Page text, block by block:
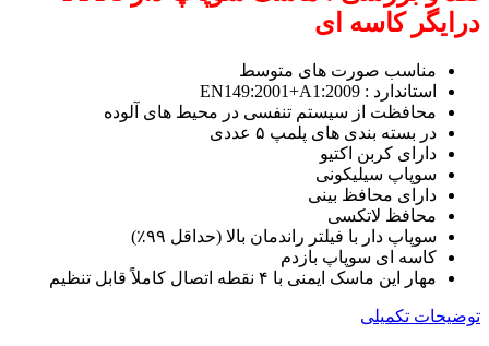
درایگر کاسه ای
مناسب صورت های متوسط
استاندارد : EN149:2001+A1:2009
محافظت از سیستم تنفسی در محیط های آلوده
در بسته بندی های پلمپ ۵ عددی
دارای کربن اکتیو
سوپاپ سیلیکونی
دارای محافظ بینی
محافظ لاتکسی
سوپاپ دار با فیلتر راندمان بالا (حداقل ۹۹٪)
کاسه ای سوپاپ بازدم
مهار این ماسک ایمنی با ۴ نقطه اتصال کاملاً قابل تنظیم
توضیحات تکمیلی